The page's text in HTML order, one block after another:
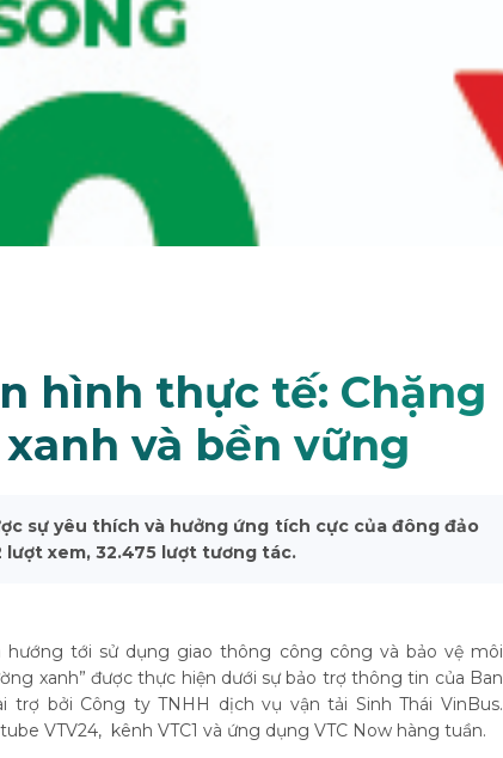
hình thực tế: Chặng
và bền vững
sự yêu thích và hưởng ứng tích cực của đông đảo
lượt xem, 32.475 lượt tương tác.
tới sử dụng giao thông công công và bảo vệ môi
xanh” được thực hiện dưới sự bảo trợ thông tin của Ban
bởi Công ty TNHH dịch vụ vận tải Sinh Thái VinBus.
VTV24, kênh VTC1 và ứng dụng VTC Now hàng tuần.